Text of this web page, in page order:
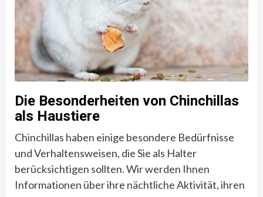
Die Besonderheiten von Chinchillas
als Haustiere
Chinchillas haben einige besondere Bedürfnisse
und Verhaltensweisen, die Sie als Halter
berücksichtigen sollten. Wir werden Ihnen
Informationen über ihre nächtliche Aktivität, ihren